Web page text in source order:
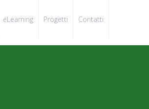
eLearning Progetti Contatti